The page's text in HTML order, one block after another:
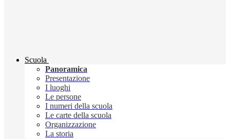
Scuola
Panoramica
Presentazione
I luoghi
Le persone
I numeri della scuola
Le carte della scuola
Organizzazione
La storia